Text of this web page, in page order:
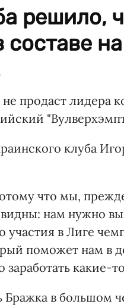
решило,
составе
продаст лидера
клуба
что мы,
нам нужно
участия в Лиге
поможет нам в
какие-
в большом